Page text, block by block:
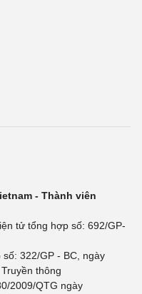
- Thành viên
tử tổng hợp số: 692/GP-
322/GP - BC, ngày
thông
2009/QTG ngày